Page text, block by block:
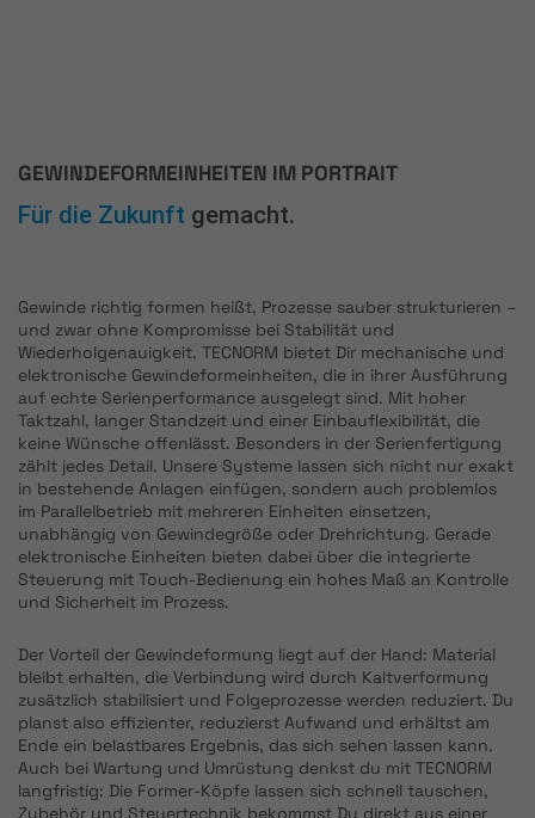
GEWINDEFORMEINHEITEN IM PORTRAIT
Für die Zukunft gemacht.
Gewinde richtig formen heißt, Prozesse sauber strukturieren –
und zwar ohne Kompromisse bei Stabilität und
Wiederholgenauigkeit. TECNORM bietet Dir mechanische und
elektronische Gewindeformeinheiten, die in ihrer Ausführung
auf echte Serienperformance ausgelegt sind. Mit hoher
Taktzahl, langer Standzeit und einer Einbauflexibilität, die
keine Wünsche offenlässt. Besonders in der Serienfertigung
zählt jedes Detail. Unsere Systeme lassen sich nicht nur exakt
in bestehende Anlagen einfügen, sondern auch problemlos
im Parallelbetrieb mit mehreren Einheiten einsetzen,
unabhängig von Gewindegröße oder Drehrichtung. Gerade
elektronische Einheiten bieten dabei über die integrierte
Steuerung mit Touch-Bedienung ein hohes Maß an Kontrolle
und Sicherheit im Prozess.
Der Vorteil der Gewindeformung liegt auf der Hand: Material
bleibt erhalten, die Verbindung wird durch Kaltverformung
zusätzlich stabilisiert und Folgeprozesse werden reduziert. Du
planst also effizienter, reduzierst Aufwand und erhältst am
Ende ein belastbares Ergebnis, das sich sehen lassen kann.
Auch bei Wartung und Umrüstung denkst du mit TECNORM
langfristig: Die Former-Köpfe lassen sich schnell tauschen,
Zubehör und Steuertechnik bekommst Du direkt aus einer